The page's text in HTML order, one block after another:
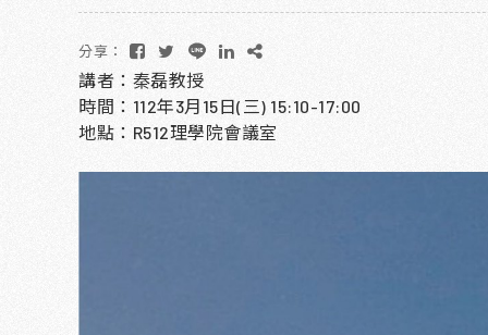
分享：
講者：秦磊教授
時間：112年3月15日(三) 15:10-17:00
地點：R512理學院會議室